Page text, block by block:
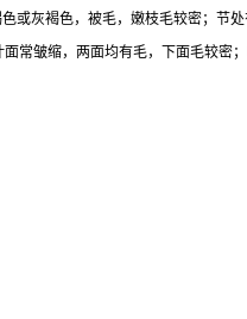
或灰褐色，被毛，嫩枝毛较密；
常皱缩，两面均有毛，下面毛较